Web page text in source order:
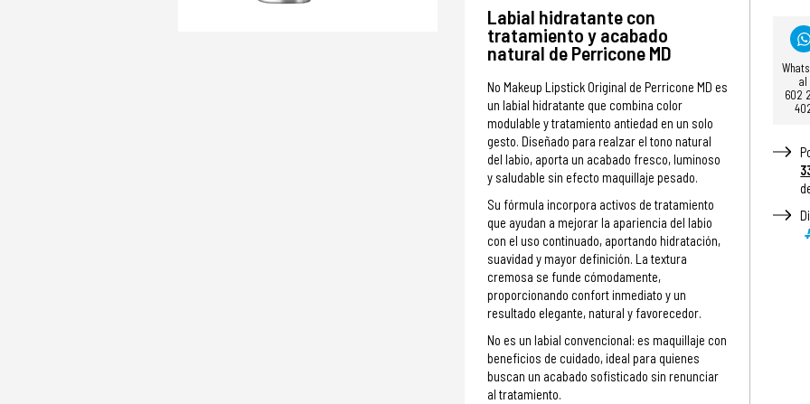
Labial hidratante con
tratamiento y acabado
natural de Perricone MD
No Makeup Lipstick Original de Perricone MD es
un labial hidratante que combina color
modulable y tratamiento antiedad en un solo
gesto. Diseñado para realzar el tono natural
del labio, aporta un acabado fresco, luminoso
y saludable sin efecto maquillaje pesado.
Su fórmula incorpora activos de tratamiento
que ayudan a mejorar la apariencia del labio
con el uso continuado, aportando hidratación,
suavidad y mayor definición. La textura
cremosa se funde cómodamente,
proporcionando confort inmediato y un
resultado elegante, natural y favorecedor.
No es un labial convencional: es maquillaje con
beneficios de cuidado, ideal para quienes
buscan un acabado sofisticado sin renunciar
al tratamiento.
al
602